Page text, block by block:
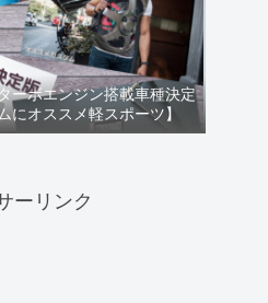
ーボエンジン搭載車種決定
にオススメ軽スポーツ】
ーリンク